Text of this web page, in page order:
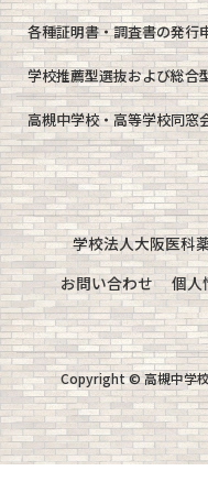
各種証明書・調査書の発行
学校推薦型選抜および総合
高槻中学校・高等学校同
学校法人大阪医科
お問い合わせ
個人
Copyright © 高槻中学